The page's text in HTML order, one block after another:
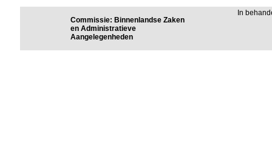
Commissie: Binnenlandse Zaken
en Administratieve
Aangelegenheden
In